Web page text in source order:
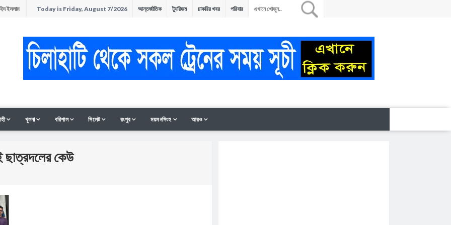
ইসলাম
হাত-
Today is Friday, August 7/2026 আন্তর্জাতিক ট্যুরিজম চাকরির খবর পরিবার
খুলনা বরিশাল সিলেট রংপুর ময়মনসিংহ আরও
ছাত্রদলের কেউ